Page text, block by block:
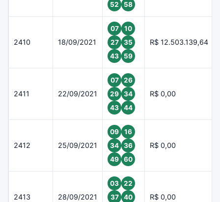
52
58
2410 18/09/2021
07
10
27
35
43
59
R$ 12.503.139,64
2411 22/09/2021
07
26
29
34
43
44
R$ 0,00
2412 25/09/2021
09
16
34
36
49
60
R$ 0,00
2413 28/09/2021
03
22
37
40
R$ 0,00